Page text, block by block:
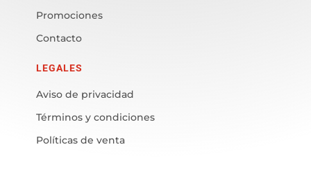
Promociones
Contacto
LEGALES
Aviso de privacidad
Términos y condiciones
Políticas de venta